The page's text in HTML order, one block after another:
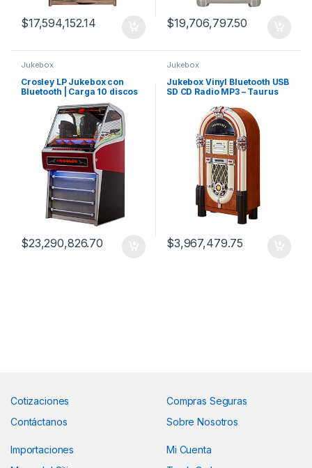
$17,594,152.14 $19,706,797.50
Jukebox
Crosley LP Jukebox con
Bluetooth | Carga 10 discos
$23,290,826.70
Jukebox
Jukebox Vinyl Bluetooth USB
SD CD Radio MP3 – Taurus
$3,967,479.75
Cotizaciones
Contáctanos
Compras Seguras
Sobre Nosotros
Importaciones
Mi Cuenta